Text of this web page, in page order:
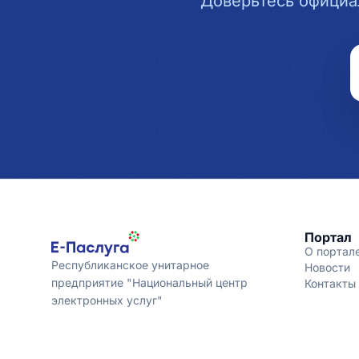
Республиканское унитарное
предприятие "Национальный центр
электронных услуг"
Портал
О
Новости
Контакты